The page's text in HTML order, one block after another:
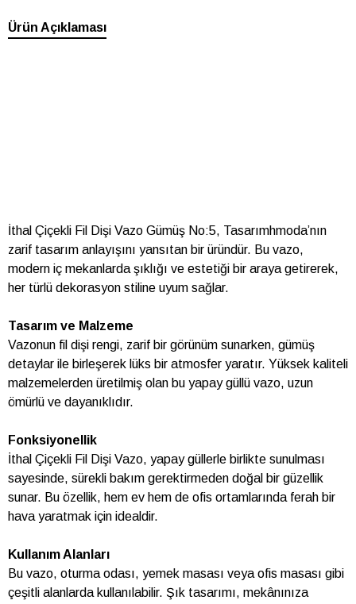
Ürün Açıklaması
İthal Çiçekli Fil Dişi Vazo Gümüş No:5, Tasarımhmoda’nın
zarif tasarım anlayışını yansıtan bir üründür. Bu vazo,
modern iç mekanlarda şıklığı ve estetiği bir araya getirerek,
her türlü dekorasyon stiline uyum sağlar.
Tasarım ve Malzeme
Vazonun fil dişi rengi, zarif bir görünüm sunarken, gümüş
detaylar ile birleşerek lüks bir atmosfer yaratır. Yüksek kaliteli
malzemelerden üretilmiş olan bu yapay güllü vazo, uzun
ömürlü ve dayanıklıdır.
Fonksiyonellik
İthal Çiçekli Fil Dişi Vazo, yapay güllerle birlikte sunulması
sayesinde, sürekli bakım gerektirmeden doğal bir güzellik
sunar. Bu özellik, hem ev hem de ofis ortamlarında ferah bir
hava yaratmak için idealdir.
Kullanım Alanları
Bu vazo, oturma odası, yemek masası veya ofis masası gibi
çeşitli alanlarda kullanılabilir. Şık tasarımı, mekânınıza